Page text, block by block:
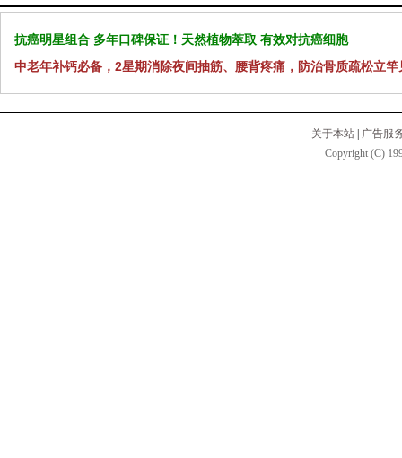
抗癌明星组合 多年口碑保证！天然植物萃取 有效对抗癌细胞
中老年补钙必备，2星期消除夜间抽筋、腰背疼痛，防治骨质疏松立竿
关于本站
广告服
Copyright (C)